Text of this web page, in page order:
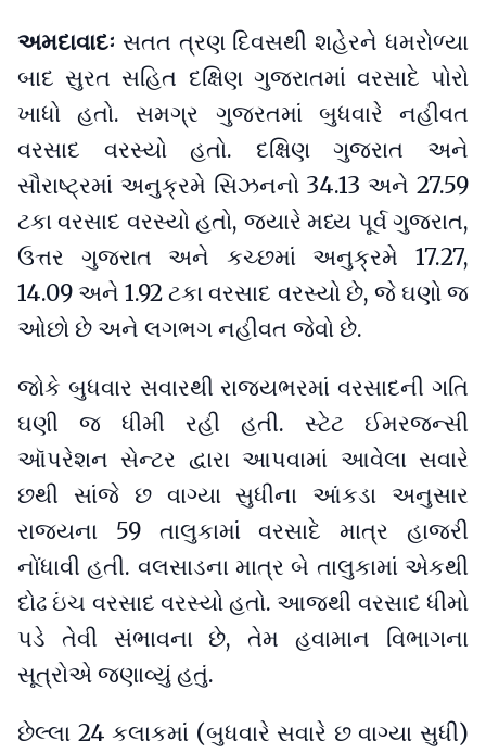
અમદાવાદઃ સતત ત્રણ દિવસથી શહેરને ધમરોળ્યા
બાદ સુરત સહિત દક્ષિણ ગુજરાતમાં વરસાદે પોરો
ખાધો હતો. સમગ્ર ગુજરતમાં બુધવારે નહીવત
વરસાદ વરસ્યો હતો. દક્ષિણ ગુજરાત અને
સૌરાષ્ટ્રમાં અનુક્રમે સિઝનનો 34.13 અને 27.59
ટકા વરસાદ વરસ્યો હતો, જ્યારે મધ્ય પૂર્વ ગુજરાત,
ઉત્તર ગુજરાત અને કચ્છમાં અનુક્રમે 17.27,
14.09 અને 1.92 ટકા વરસાદ વરસ્યો છે, જે ઘણો જ
ઓછો છે અને લગભગ નહીવત જેવો છે.
જોકે બુધવાર સવારથી રાજ્યભરમાં વરસાદની ગતિ
ઘણી જ ધીમી રહી હતી. સ્ટેટ ઈમરજન્સી
ઑપરેશન સેન્ટર દ્વારા આપવામાં આવેલા સવારે
છથી સાંજે છ વાગ્યા સુધીના આંકડા અનુસાર
રાજ્યના 59 તાલુકામાં વરસાદે માત્ર હાજરી
નોંધાવી હતી. વલસાડના માત્ર બે તાલુકામાં એકથી
દોઢ ઇંચ વરસાદ વરસ્યો હતો. આજથી વરસાદ ધીમો
પડે તેવી સંભાવના છે, તેમ હવામાન વિભાગના
સૂત્રોએ જણાવ્યું હતું.
છેલ્લા 24 કલાકમાં (બુધવારે સવારે છ વાગ્યા સુધી)